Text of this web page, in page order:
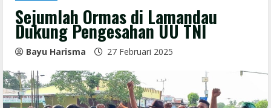
Sejumlah Ormas di Lamandau
Dukung Pengesahan UU TNI
Bayu Harisma 27 Februari 2025